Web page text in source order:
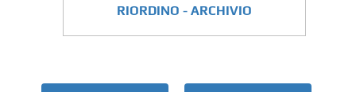
RIORDINO - ARCHIVIO